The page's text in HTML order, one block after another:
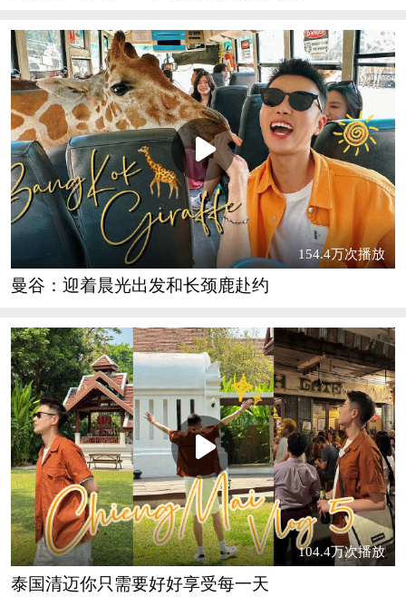
154.4万次播放
曼谷：迎着晨光出发和长颈鹿赴约
104.4万次播放
泰国清迈你只需要好好享受每一天